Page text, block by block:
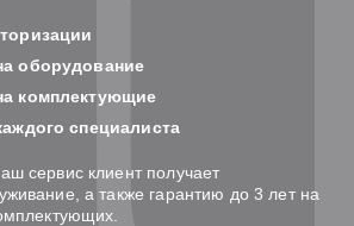
оборудование
комплектующие
специалиста
сервис клиент получает
а также гарантию до 3 лет на